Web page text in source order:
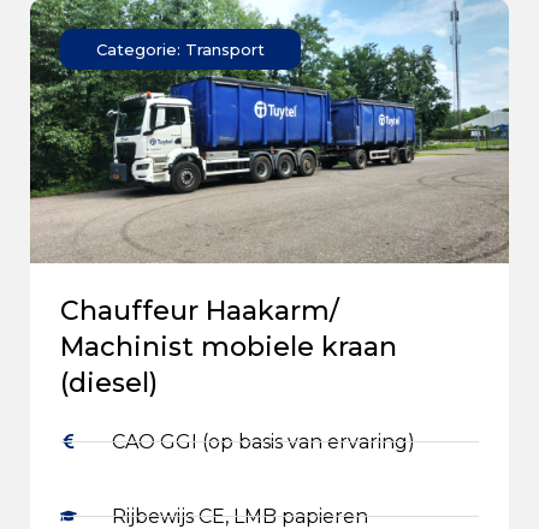
Categorie: Transport
Chauffeur Haakarm/
Machinist mobiele kraan
(diesel)
CAO GGI (op basis van ervaring)
Rijbewijs CE, LMB papieren